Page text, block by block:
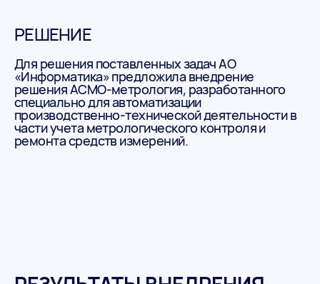
РЕШЕНИЕ
Для решения поставленных задач АО
«Информатика» предложила внедрение
решения АСМО-метрология, разработанного
специально для автоматизации
производственно-технической деятельности в
части учета метрологического контроля и
ремонта средств измерений.